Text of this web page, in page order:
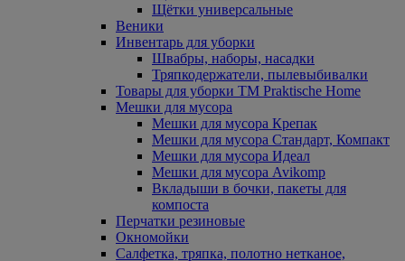
Щётки универсальные
Веники
Инвентарь для уборки
Швабры, наборы, насадки
Тряпкодержатели, пылевыбивалки
Товары для уборки ТМ Praktische Home
Мешки для мусора
Мешки для мусора Крепак
Мешки для мусора Стандарт, Компакт
Мешки для мусора Идеал
Мешки для мусора Avikomp
Вкладыши в бочки, пакеты для
компоста
Перчатки резиновые
Окномойки
Салфетка, тряпка, полотно нетканое,